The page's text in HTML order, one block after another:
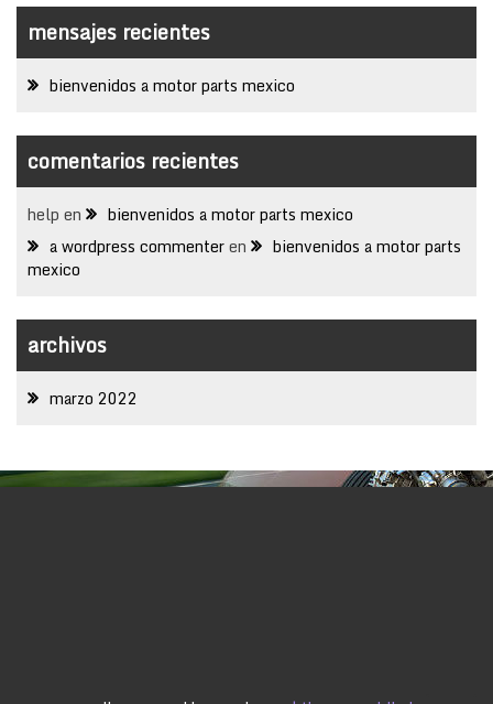
mensajes recientes
bienvenidos a motor parts mexico
comentarios recientes
help en
bienvenidos a motor parts mexico
a wordpress commenteren
bienvenidos a motor parts
mexico
archivos
marzo 2022